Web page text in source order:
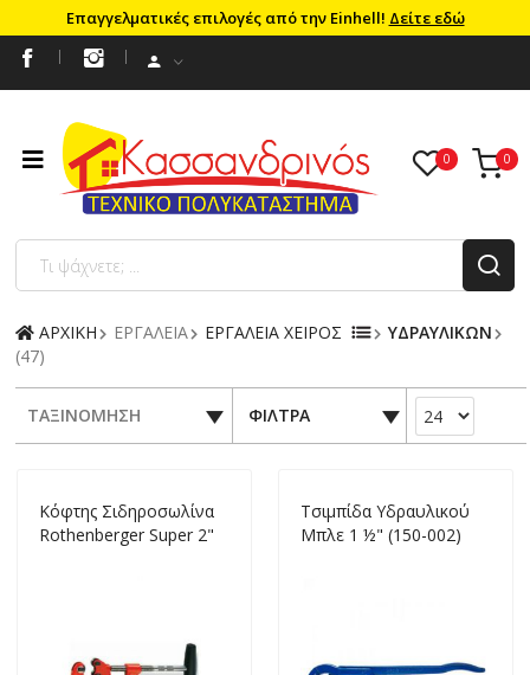
Επαγγελματικές επιλογές από την Einhell! Δείτε εδώ
ΑΡΧΙΚΗ ΕΡΓΑΛΕΙΑ ΕΡΓΑΛΕΙΑ ΧΕΙΡΟΣ
ΥΔΡΑΥΛΙΚΩΝ
(47)
ΤΑΞΙΝΟΜΗΣΗ ΦΙΛΤΡΑ
Kόφτης Σιδηροσωλίνα
Rothenberger Super 2"
Tσιμπίδα Υδραυλικού
Μπλε 1 ½" (150-002)